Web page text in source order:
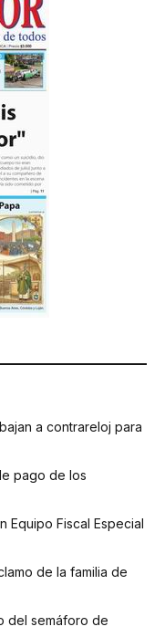
a contrareloj para
pago de los
Equipo Fiscal Especial
de la familia de
del semáforo de